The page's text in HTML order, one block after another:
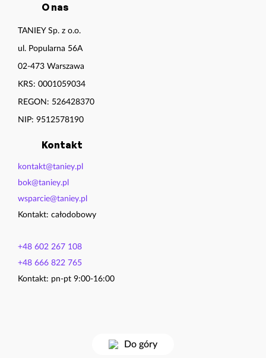
O nas
TANIEY Sp. z o.o.
ul. Popularna 56A
02-473 Warszawa
KRS: 0001059034
REGON: 526428370
NIP: 9512578190
Kontakt
kontakt@taniey.pl
bok@taniey.pl
wsparcie@taniey.pl
Kontakt: całodobowy
+48 602 267 108
+48 666 822 765
Kontakt: pn-pt 9:00-16:00
Do góry